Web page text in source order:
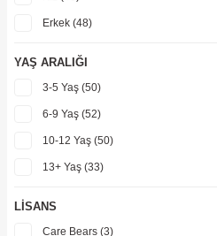
900 TL - 999 TL (12)
999 TL ve üzeri (6)
Erkek (48)
YAŞ ARALIĞI
3-5 Yaş (50)
6-9 Yaş (52)
10-12 Yaş (50)
13+ Yaş (33)
LISANS
Care Bears (3)